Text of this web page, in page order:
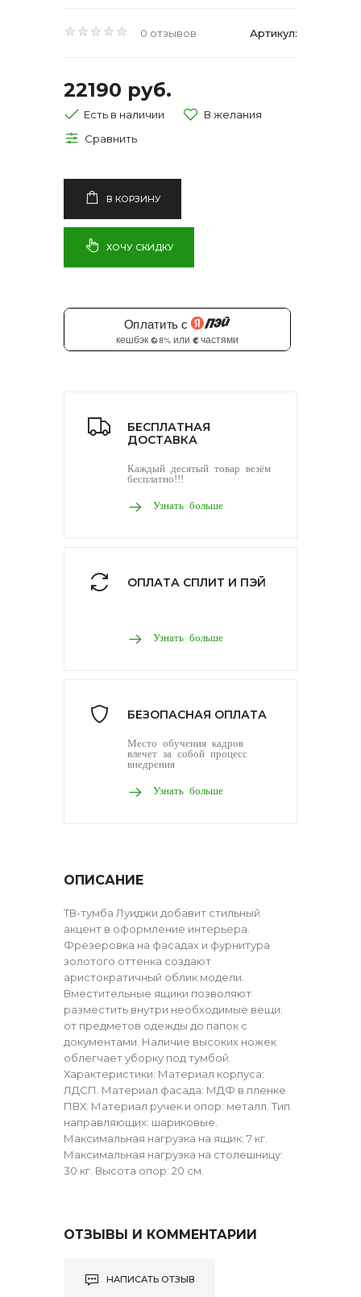
0 отзывов Артикул:
22190 руб.
Есть в наличии
В КОРЗИНУ
ХОЧУ СКИДКУ
БЕСПЛАТНАЯ
ДОСТАВКА
Каждый десятый товар везём
бесплатно!!!
Узнать больше
ОПЛАТА СПЛИТ И ПЭЙ
Узнать больше
БЕЗОПАСНАЯ ОПЛАТА
Место обучения кадров
влечет за собой процесс
внедрения
Узнать больше
ОПИСАНИЕ
ТВ-тумба Луиджи добавит стильный
акцент в оформление интерьера.
Фрезеровка на фасадах и фурнитура
золотого оттенка создают
аристократичный облик модели.
Вместительные ящики позволяют
разместить внутри необходимые вещи:
от предметов одежды до папок с
документами. Наличие высоких ножек
облегчает уборку под тумбой.
Характеристики: Материал корпуса:
ЛДСП. Материал фасада: МДФ в пленке
ПВХ. Материал ручек и опор: металл. Тип
направляющих: шариковые.
Максимальная нагрузка на ящик: 7 кг.
Максимальная нагрузка на столешницу:
30 кг. Высота опор: 20 см.
ОТЗЫВЫ И КОММЕНТАРИИ
НАПИСАТЬ ОТЗЫВ